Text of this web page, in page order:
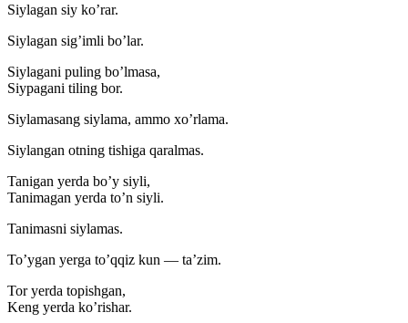
Siylagan siy ko’rar.
Siylagan sig’imli bo’lar.
Siylagani puling bo’lmasa,
Siypagani tiling bor.
Siylamasang siylama, ammo xo’rlama.
Siylangan otning tishiga qaralmas.
Tanigan yerda bo’y siyli,
Tanimagan yerda to’n siyli.
Tanimasni siylamas.
To’ygan yerga to’qqiz kun — ta’zim.
Tor yerda topishgan,
Keng yerda ko’rishar.